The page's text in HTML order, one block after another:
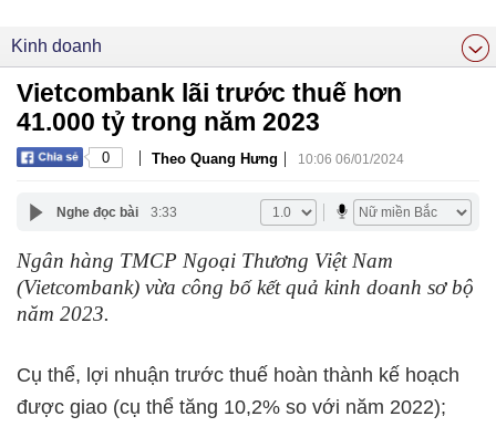
Kinh doanh
Vietcombank lãi trước thuế hơn
41.000 tỷ trong năm 2023
0 | Theo Quang Hưng | 10:06 06/01/2024
Nghe đọc bài 3:33
Ngân hàng TMCP Ngoại Thương Việt Nam
(Vietcombank) vừa công bố kết quả kinh doanh sơ bộ
năm 2023.
Cụ thể, lợi nhuận trước thuế hoàn thành kế hoạch
được giao (cụ thể tăng 10,2% so với năm 2022);